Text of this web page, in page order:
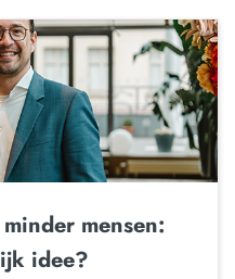
mensen:
idee?